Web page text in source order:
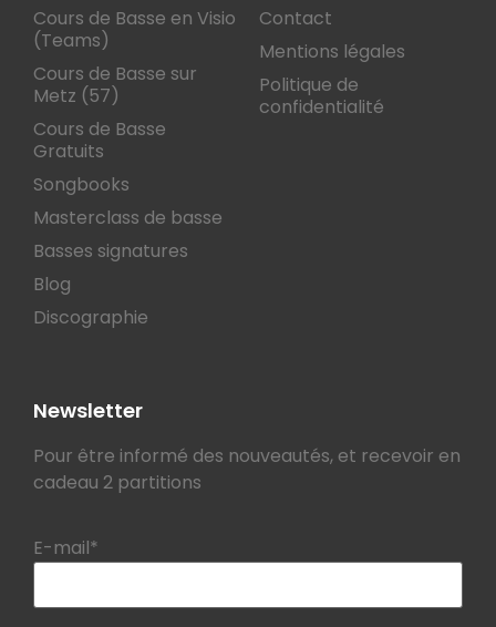
Cours de Basse en Visio
(Teams)
Cours de Basse sur
Metz (57)
Cours de Basse
Gratuits
Songbooks
Masterclass de basse
Basses signatures
Blog
Discographie
Contact
Mentions légales
Politique de
confidentialité
Newsletter
Pour être informé des nouveautés, et recevoir en
cadeau 2 partitions
E-mail*